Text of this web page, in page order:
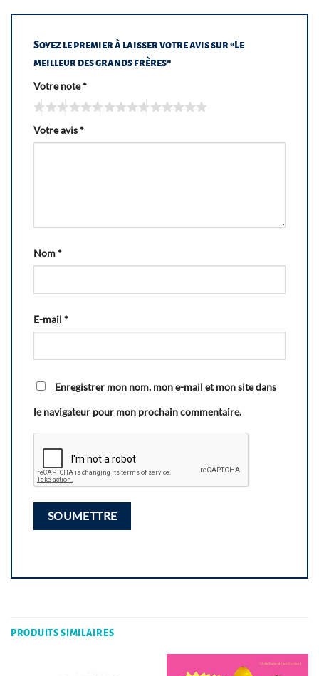
Soyez le premier à laisser votre avis sur “Le
meilleur des grands frères”
Votre note*
Votre avis*
Nom*
E-mail *
Enregistrer mon nom, mon e-mail et mon site dans
le navigateur pour mon prochain commentaire.
PRODUITS SIMILAIRES